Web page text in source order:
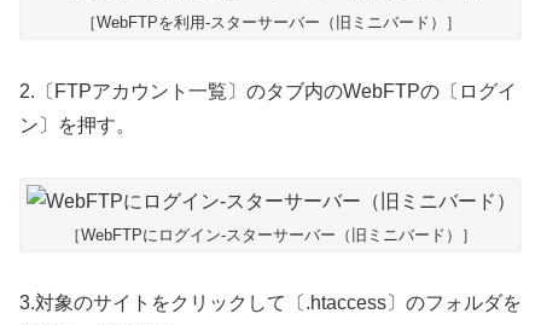
［WebFTPを利用-スターサーバー（旧ミニバード）］
2.〔FTPアカウント一覧〕のタブ内のWebFTPの〔ログイ
ン〕を押す。
［WebFTPにログイン-スターサーバー（旧ミニバード）］
3.対象のサイトをクリックして〔.htaccess〕のフォルダを